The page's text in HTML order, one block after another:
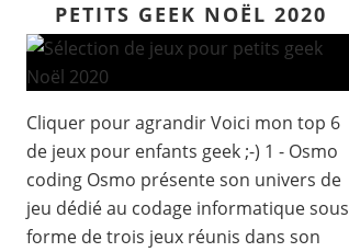
PETITS GEEK NOËL 2020
Cliquer pour agrandir Voici mon top 6
de jeux pour enfants geek ;-) 1 - Osmo
coding Osmo présente son univers de
jeu dédié au codage informatique sous
forme de trois jeux réunis dans son